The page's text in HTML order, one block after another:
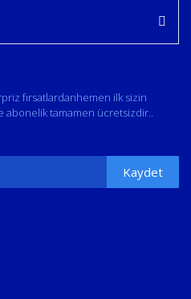
fırsatlardanhemen ilk sizin
abonelik tamamen ücretsizdir..
Kaydet